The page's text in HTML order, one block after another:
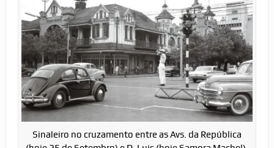
Sinaleiro no cruzamento entre as Avs. da República